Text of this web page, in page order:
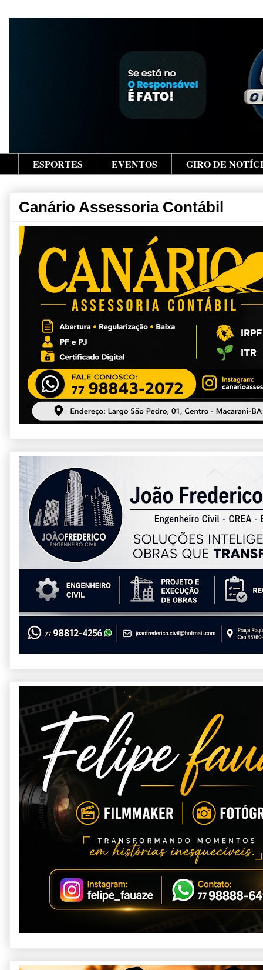
ESPORTES EVENTOS GIRO DE
Canário Assessoria Contábil